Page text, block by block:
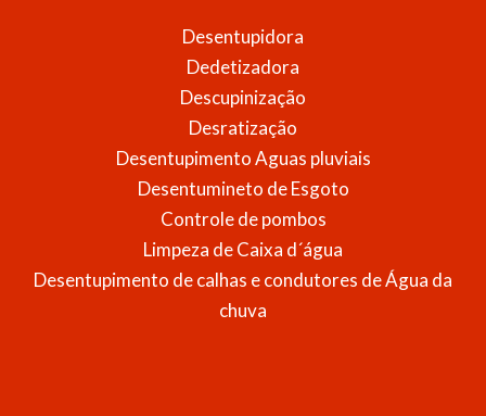
Desentupidora
Dedetizadora
Descupinização
Desratização
Desentupimento Aguas pluviais
Desentumineto de Esgoto
Controle de pombos
Limpeza de Caixa d´água
Desentupimento de calhas e condutores de Água da
chuva